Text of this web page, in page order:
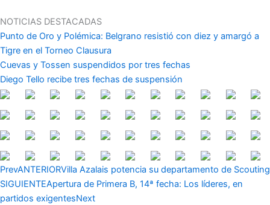
al
contenido
NOTICIAS DESTACADAS
Punto de Oro y Polémica: Belgrano resistió con diez y amargó a
Tigre en el Torneo Clausura
Cuevas y Tossen suspendidos por tres fechas
Diego Tello recibe tres fechas de suspensión
PrevANTERIORVilla Azalais potencia su departamento de Scouting
SIGUIENTEApertura de Primera B, 14ª fecha: Los líderes, en
partidos exigentesNext